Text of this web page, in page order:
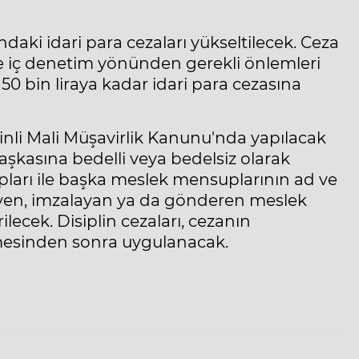
idari para cezaları yükseltilecek. Ceza
iç denetim yönünden gerekli önlemleri
bin liraya kadar idari para cezasına
Mali Müşavirlik Kanunu'nda yapılacak
bedelli veya bedelsiz olarak
ile başka meslek mensuplarının ad ve
imzalayan ya da gönderen meslek
Disiplin cezaları, cezanın
sonra uygulanacak.